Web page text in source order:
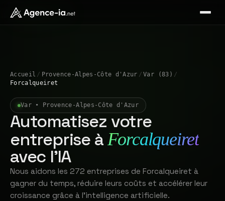
Accueil / Provence-Alpes-Côte d'Azur / Var (83) /
Forcalqueiret
Var • Provence-Alpes-Côte d'Azur
Automatisez votre
entreprise à Forcalqueiret
avec l'IA
Nous aidons les 272 entreprises de Forcalqueiret à
gagner du temps, réduire leurs coûts et accélérer leur
croissance grâce à l'intelligence artificielle.